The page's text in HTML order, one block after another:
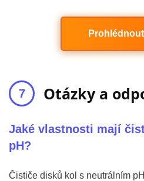
Otázky a
Jaké vlastnosti mají
pH?
Čističe disků kol s neutrálním